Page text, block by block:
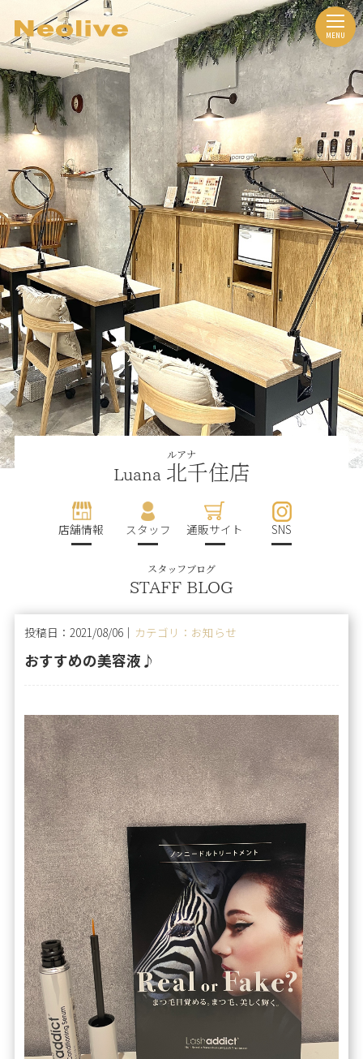
ルアナ
Luana 北千住店
店舗情報 スタッフ 通販サイト SNS
スタッフブログ
STAFF BLOG
投稿日：2021/08/06｜ カテゴリ：お知らせ
おすすめの美容液♪